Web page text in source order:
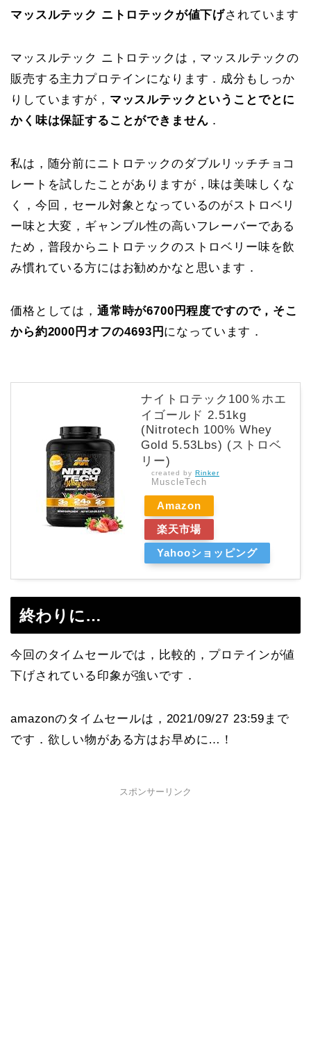
マッスルテック ニトロテックが値下げされています
マッスルテック ニトロテックは，マッスルテックの
販売する主力プロテインになります．成分もしっか
りしていますが， マッスルテックということでとに
かく味は保証することができません ．
私は，随分前にニトロテックのダブルリッチチョコ
レートを試したことがありますが，味は美味しくな
く，今回，セール対象となっているのがストロベリ
ー味と大変，ギャンブル性の高いフレーバーである
ため，普段からニトロテックのストロベリー味を飲
み慣れている方にはお勧めかなと思います．
価格としては， 通常時が6700円程度ですので，そこ
から約2000円オフの4693円 になっています．
ナイトロテック100％ホエ
イゴールド 2.51kg
(Nitrotech 100% Whey
Gold 5.53Lbs) (ストロベ
リー)
created by Rinker
MuscleTech
Amazon
楽天市場
Yahooショッピング
終わりに…
今回のタイムセールでは，比較的，プロテインが値
下げされている印象が強いです．
amazonのタイムセールは，2021/09/27 23:59まで
です．欲しい物がある方はお早めに…！
スポンサーリンク